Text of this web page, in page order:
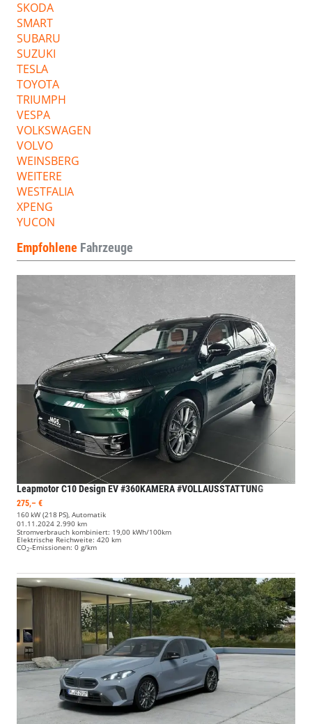
SKODA
SMART
SUBARU
SUZUKI
TESLA
TOYOTA
TRIUMPH
VESPA
VOLKSWAGEN
VOLVO
WEINSBERG
WEITERE
WESTFALIA
XPENG
YUCON
Empfohlene Fahrzeuge
Leapmotor C10Design EV #360KAMERA #VOLLAUSSTATTUNG
275,– €
160 kW (218 PS), Automatik
01.11.2024 2.990 km
Stromverbrauch kombiniert: 19,00 kWh/100km
Elektrische Reichweite: 420 km
CO2-Emissionen: 0 g/km